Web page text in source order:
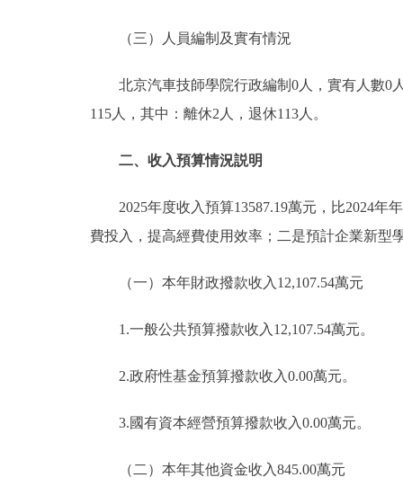
（三）人員編制及實有情況
北京汽車技師學院行政編制0人，實有人數0人
115人，其中：離休2人，退休113人。
二、收入預算情況説明
2025年度收入預算13587.19萬元，比2024年年
費投入，提高經費使用效率；二是預計企業新型
（一）本年財政撥款收入12,107.54萬元
1.一般公共預算撥款收入12,107.54萬元。
2.政府性基金預算撥款收入0.00萬元。
3.國有資本經營預算撥款收入0.00萬元。
（二）本年其他資金收入845.00萬元